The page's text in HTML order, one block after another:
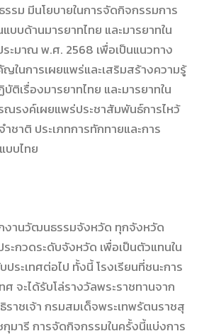
รม มีนโยบายในการจัดกิจกรรมการ
บบด้านมารยาทไทย และมารยาทใน
ะมาณ พ.ศ. 2568 เพื่อเป็นแนวทาง
ในการเผยแพร่และเสริมสร้างความรู้
ติเรื่องมารยาทไทย และมารยาทใน
รงค์เผยแพร่ประชาสัมพันธ์การไหว้
ชาติ ประเภทการทักทายและการ
บบไทย
งานวัฒนธรรมจังหวัด ทุกจังหวัด
ะกวดระดับจังหวัด เพื่อเป็นตัวแทนใน
ประเทศต่อไป ทั้งนี้ โรงเรียนที่ชนะการ
ศ จะได้รับโล่รางวัลพระราชทานจาก
าชเจ้า กรมสมเด็จพระเทพรัตนราชสุ
มารี การจัดกิจกรรมในครั้งนี้แบ่งการ